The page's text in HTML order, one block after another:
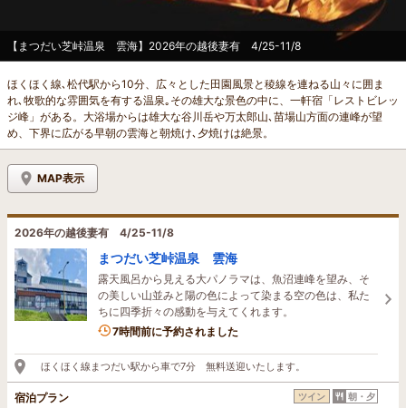
【まつだい芝峠温泉 雲海】2026年の越後妻有 4/25-11/8
ほくほく線､松代駅から10分、広々とした田園風景と稜線を連ねる山々に囲ま
れ､牧歌的な雰囲気を有する温泉｡その雄大な景色の中に、一軒宿「レストビレッ
ジ峰」がある。大浴場からは雄大な谷川岳や万太郎山､苗場山方面の連峰が望
め、下界に広がる早朝の雲海と朝焼け､夕焼けは絶景。
MAP表示
2026年の越後妻有 4/25-11/8
まつだい芝峠温泉 雲海
露天風呂から見える大パノラマは、魚沼連峰を望み、そ
の美しい山並みと陽の色によって染まる空の色は、私た
ちに四季折々の感動を与えてくれます。
7時間前に予約されました
ほくほく線まつだい駅から車で7分 無料送迎いたします。
宿泊プラン ツイン 朝・夕